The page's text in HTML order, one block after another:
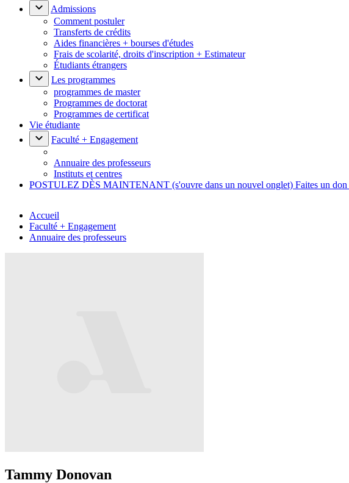
Admissions
Comment postuler
Transferts de crédits
Aides financières + bourses d'études
Frais de scolarité, droits d'inscription + Estimateur
Étudiants étrangers
Les programmes
programmes de master
Programmes de doctorat
Programmes de certificat
Vie étudiante
Faculté + Engagement
Annuaire des professeurs
Instituts et centres
POSTULEZ DÈS MAINTENANT (s'ouvre dans un nouvel onglet) Faites un don
Accueil
Faculté + Engagement
Annuaire des professeurs
Tammy Donovan